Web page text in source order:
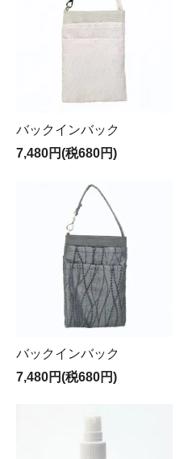
バックインバック
7,480円(税680円)
バックインバック
7,480円(税680円)